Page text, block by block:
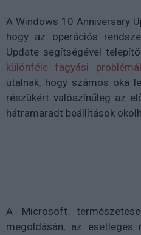
A Windows 10 Anniversary
hogy az operációs
Update segítségével
különféle fagyási
utalnak, hogy számos oka
részükért valószínűleg az
hátramaradt beállítások
A Microsoft
megoldásán, az esetleges